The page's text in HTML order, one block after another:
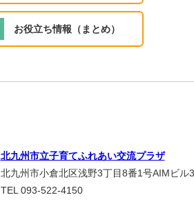
お役立ち情報（まとめ）
北九州市立子育てふれあい交流プラザ
北九州市小倉北区浅野3丁目8番1号AIMビル
TEL 093-522-4150